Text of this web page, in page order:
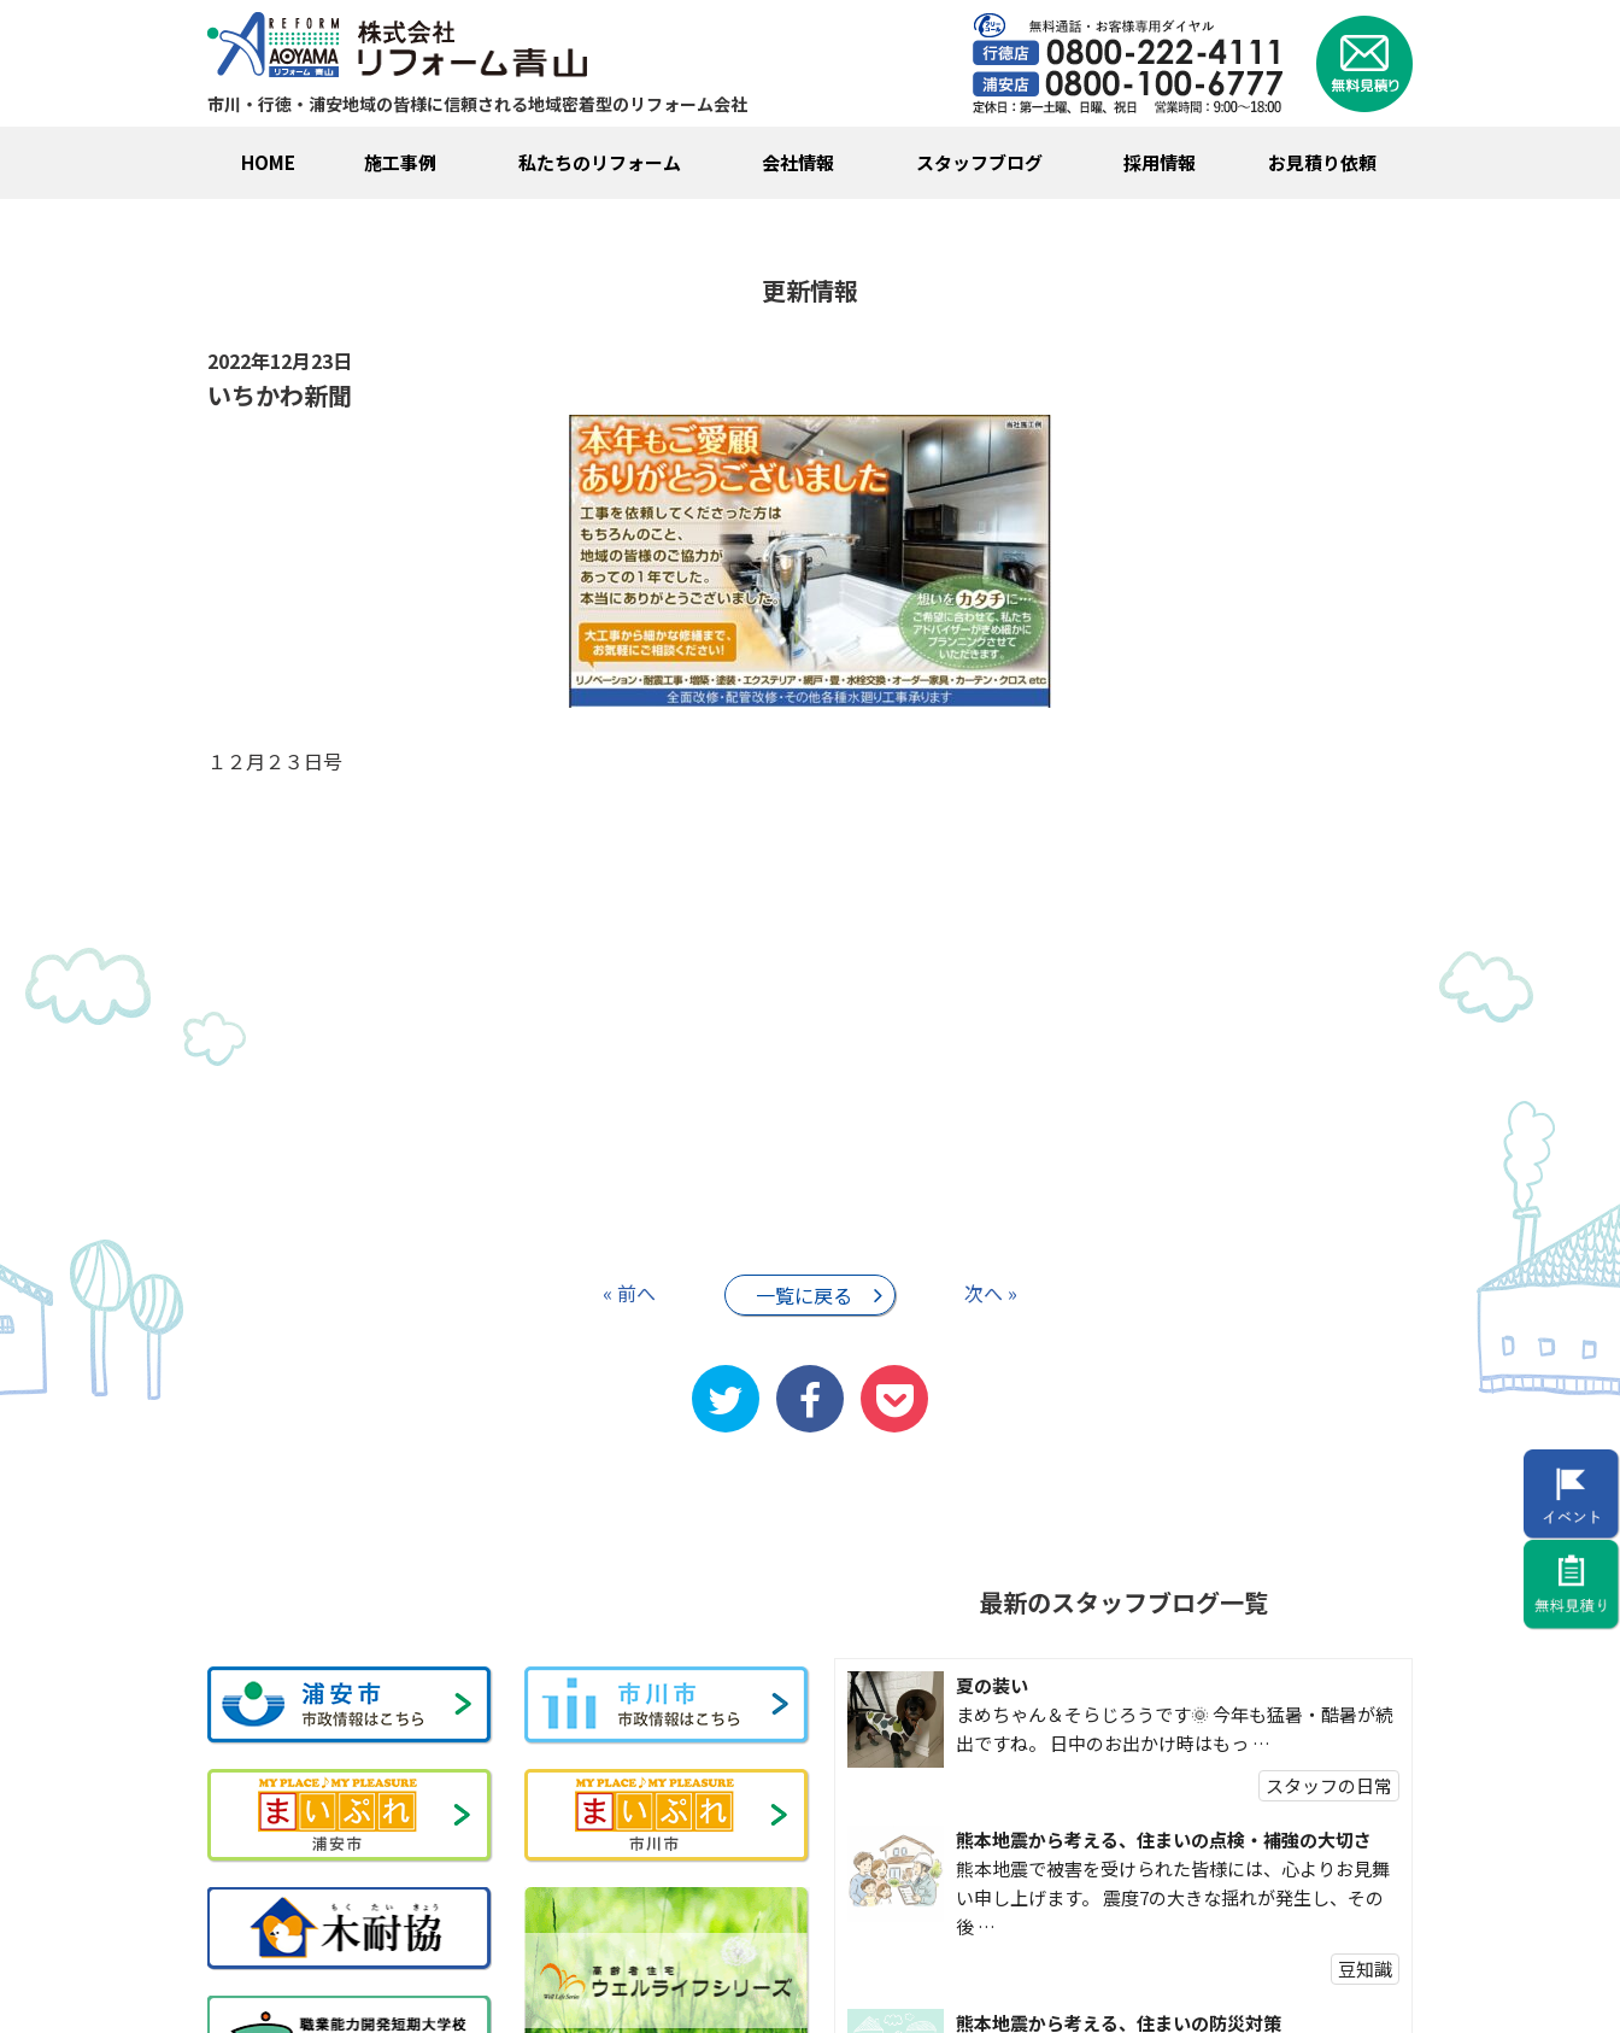
市川・行徳・浦安地域の皆様に信頼される地域密着型のリフォーム会社
HOME 施工事例 私たちのリフォーム 会社情報 スタッフブログ 採用情報 お見積り依頼
更新情報
2022年12月23日
いちかわ新聞
１２月２３日号
« 前へ 一覧に戻る 次へ »
最新のスタッフブログ一覧
夏の装い
まめちゃん＆そらじろうです🌞 今年も猛暑・酷暑が続
出ですね。 日中のお出かけ時はもっ …
スタッフの日常
熊本地震から考える、住まいの点検・補強の大切さ
熊本地震で被害を受けられた皆様には、心よりお見舞
い申し上げます。 震度7の大きな揺れが発生し、その
後 …
豆知識
熊本地震から考える、住まいの防災対策